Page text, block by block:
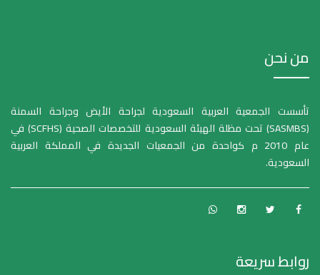
من نحن
تأسست الجمعية العربية السعودية لجراحة الأيض وجراحة السمنة
(SASMBS) تحت مظلة الهيئة السعودية للتخصصات الصحية (SCFHS) في
عام 2010 م كواحدة من الجمعيات الجديدة في المملكة العربية
السعودية.
روابط سريعة